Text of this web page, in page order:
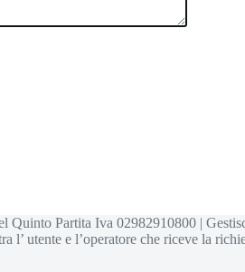
Partita Iva 02982910800 |
l’ utente e l’operatore che riceve la